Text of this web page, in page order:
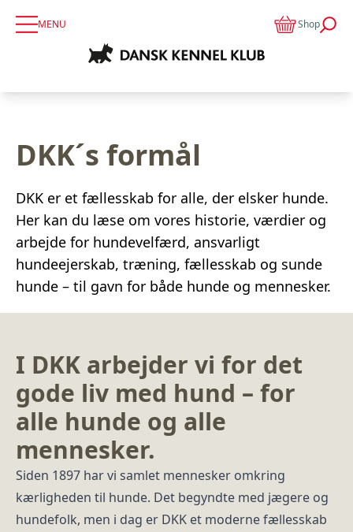
MENU Shop
DKK´s formål
DKK er et fællesskab for alle, der elsker hunde.
Her kan du læse om vores historie, værdier og
arbejde for hundevelfærd, ansvarligt
hundeejerskab, træning, fællesskab og sunde
hunde – til gavn for både hunde og mennesker.
I DKK arbejder vi for det
gode liv med hund – for
alle hunde og alle
mennesker.
Siden 1897 har vi samlet mennesker omkring
kærligheden til hunde. Det begyndte med jægere og
hundefolk, men i dag er DKK et moderne fællesskab